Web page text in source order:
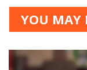
YOU MAY